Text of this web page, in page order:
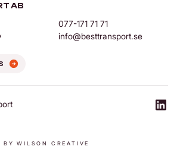
AB
077-171 71 71
info@besttransport.se
BY WILSON CREATIVE